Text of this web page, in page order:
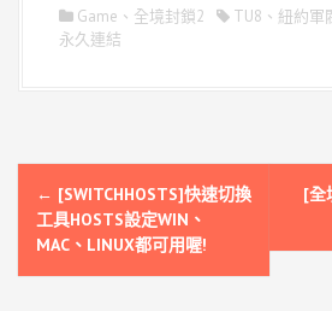
Game 、 全境封鎖2
TU8、紐約軍
永久連結
文
章
導
← [SWITCHHOSTS]快速切換
工具HOSTS設定WIN、
MAC、LINUX都可用喔!
[全